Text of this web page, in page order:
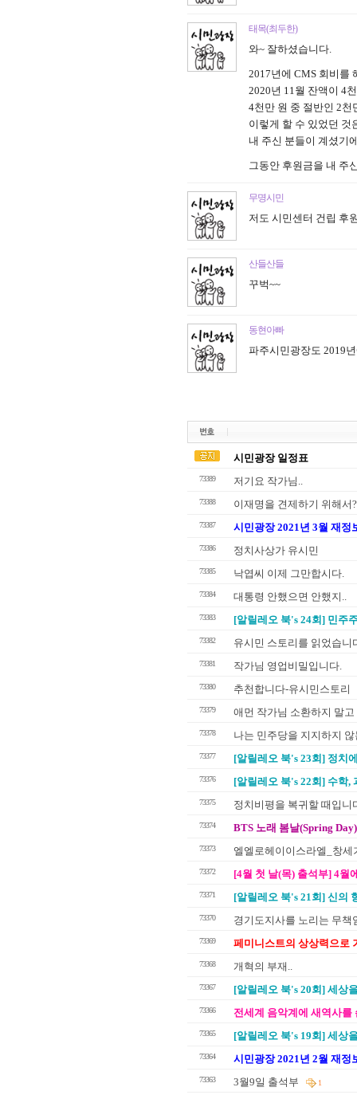
태목(최두한)
와~ 잘하셨습니다.
2017년에 CMS 회비를
2020년 11월 잔액이 4
4천만 원 중 절반인 2
이렇게 할 수 있었던 것
내 주신 분들이 계셨기
그동안 후원금을 내 주
무명시민
저도 시민센터 건립 후
산들산들
꾸벅~~
동현아빠
파주시민광장도 2019
시민광장 일정표
73389 저기요 작가님..
73388 이재명을 견제하기 위해서?
73387 시민광장 2021년 3월 재정
73386 정치사상가 유시민
73385 낙엽씨 이제 그만합시다.
73384 대통령 안했으면 안했지..
73383 [알릴레오 북's 24회] 민주
73382 유시민 스토리를 읽었습니
73381 작가님 영업비밀입니다.
73380 추천합니다-유시민스토리
73379 애먼 작가님 소환하지 말고
73378 나는 민주당을 지지하지
73377 [알릴레오 북's 23회] 정치
73376 [알릴레오 북's 22회] 수학,
73375 정치비평을 복귀할 때입니
73374 BTS 노래 봄날(Spring
73373 엘엘로헤이이스라엘_창
73372 [4월 첫 날(목) 출석부] 4월
73371 [알릴레오 북's 21회] 신의
73370 경기도지사를 노리는 무책
73369 페미니스트의 상상력으로
73368 개혁의 부재..
73367 [알릴레오 북's 20회] 세상
73366 전세계 음악계에 새역사를
73365 [알릴레오 북's 19회] 세상
73364 시민광장 2021년 2월 재정
73363 3월9일 출석부 1